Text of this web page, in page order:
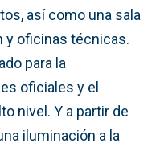
así como una sala
y oficinas técnicas.
para la
oficiales y el
nivel. Y a partir de
iluminación a la